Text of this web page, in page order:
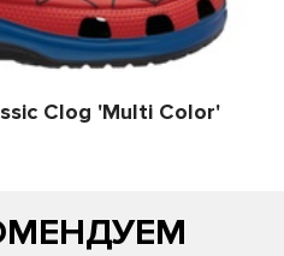
Clog 'Multi Color'